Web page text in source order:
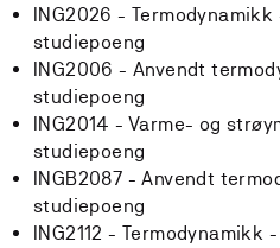
ING2026 - Termodynamikk
studiepoeng
ING2006 - Anvendt
studiepoeng
ING2014 - Varme- og
studiepoeng
INGB2087 - Anvendt
studiepoeng
ING2112 - Termodynamikk -